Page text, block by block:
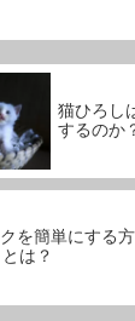
猫ひろし
するのか
を簡単にする方
は？